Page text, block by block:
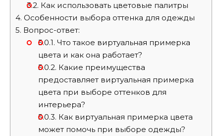
3.2. Как использовать цветовые палитры
4. Особенности выбора оттенка для одежды
5. Вопрос-ответ:
5.0.1. Что такое виртуальная примерка
цвета и как она работает?
5.0.2. Какие преимущества
предоставляет виртуальная примерка
цвета при выборе оттенков для
интерьера?
5.0.3. Как виртуальная примерка цвета
может помочь при выборе одежды?